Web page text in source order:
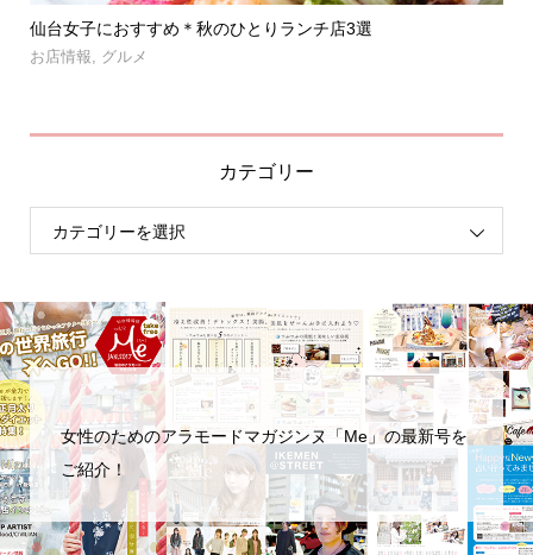
仙台女子におすすめ＊秋のひとりランチ店3選
お店情報 グルメ
カテゴリー
女性のためのアラモードマガジンヌ「Me」の最新号を
ご紹介！